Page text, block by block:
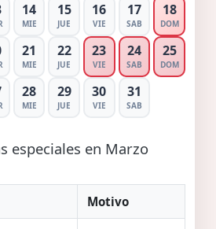
14
MIE
15
JUE
16
VIE
17
SAB
18
DOM
21
MIE
22
JUE
23
VIE
24
SAB
25
DOM
28
MIE
29
JUE
30
VIE
31
SAB
especiales en Marzo
Motivo